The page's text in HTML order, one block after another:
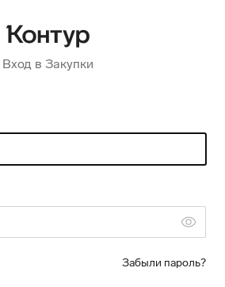
Вход в Закупки
Забыли пароль?